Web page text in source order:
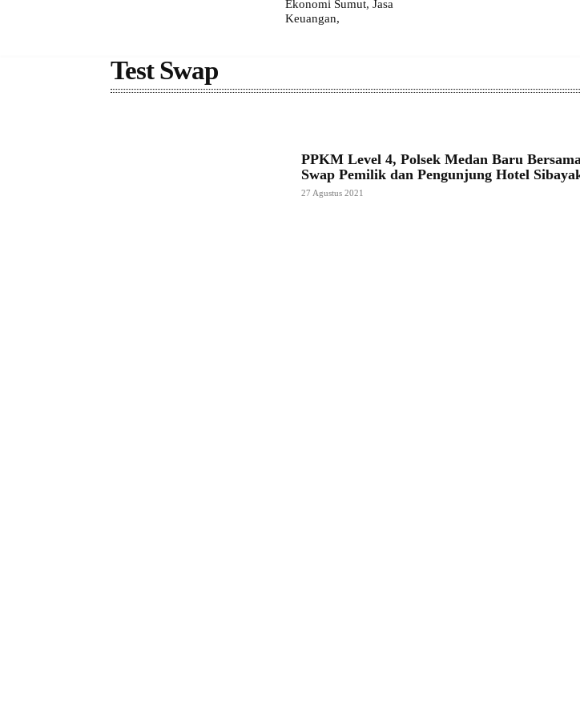
Ekonomi Sumut, Jasa
Keuangan,
Test Swap
PPKM Level 4, Polsek Medan Baru
Swap Pemilik dan Pengunjung Hotel
27 Agustus 2021